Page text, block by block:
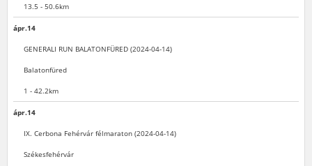
13.5 - 50.6km
ápr.14
GENERALI RUN BALATONFÜRED (2024-04-14)
Balatonfüred
1 - 42.2km
ápr.14
IX. Cerbona Fehérvár félmaraton (2024-04-14)
Székesfehérvár